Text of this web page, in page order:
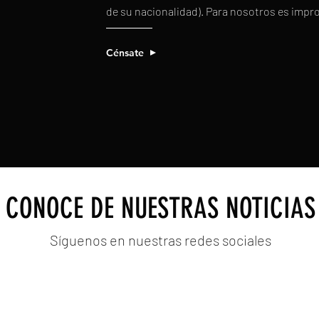
de su nacionalidad). Para nosotros es
Cénsate
CONOCE DE NUESTRAS NOTICIAS
Síguenos en nuestras redes sociales